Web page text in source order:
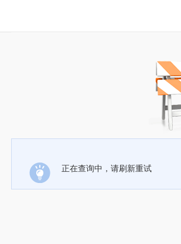
正在查询中，请刷新重试